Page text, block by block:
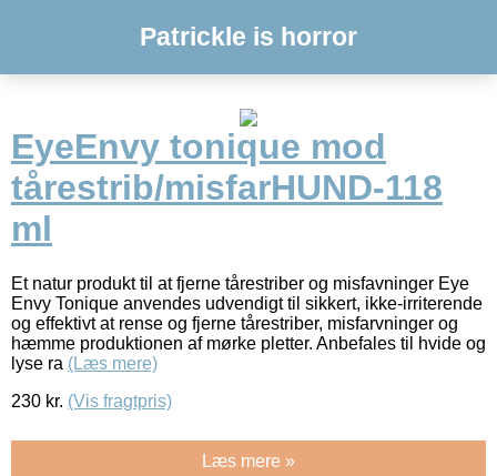
Patrickle is horror
EyeEnvy tonique mod
tårestrib/misfarHUND-118
ml
Et natur produkt til at fjerne tårestriber og misfavninger Eye
Envy Tonique anvendes udvendigt til sikkert, ikke-irriterende
og effektivt at rense og fjerne tårestriber, misfarvninger og
hæmme produktionen af mørke pletter. Anbefales til hvide og
lyse ra (Læs mere)
230 kr. (Vis fragtpris)
Læs mere »